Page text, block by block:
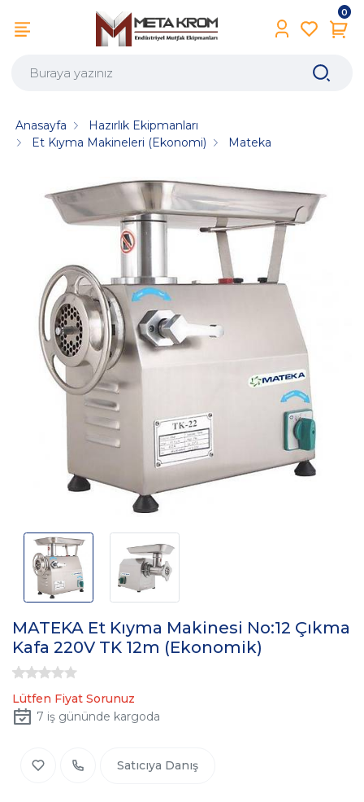
0
Anasayfa
Hazırlık Ekipmanları
Et Kıyma Makineleri (Ekonomi)
Mateka
MATEKA Et Kıyma Makinesi No:12 Çıkma
Kafa 220V TK 12m (Ekonomik)
Lütfen Fiyat Sorunuz
7 iş gününde kargoda
Satıcıya Danış